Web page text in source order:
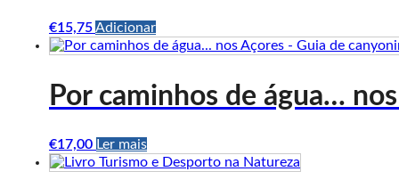
€15,75Adicionar
Por caminhos de água…
€17,00 Ler mais